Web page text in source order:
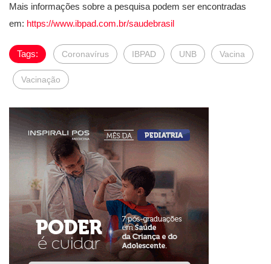
Mais informações sobre a pesquisa podem ser encontradas
em: https://www.ibpad.com.br/saudebrasil
Tags: Coronavírus IBPAD UNB Vacina
Vacinação